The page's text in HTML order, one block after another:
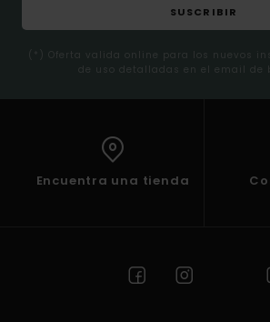
SUSCRIBIR
(*) Oferta valida online para los nuevos
de uso detalladas en el email de
Encuentra una tienda